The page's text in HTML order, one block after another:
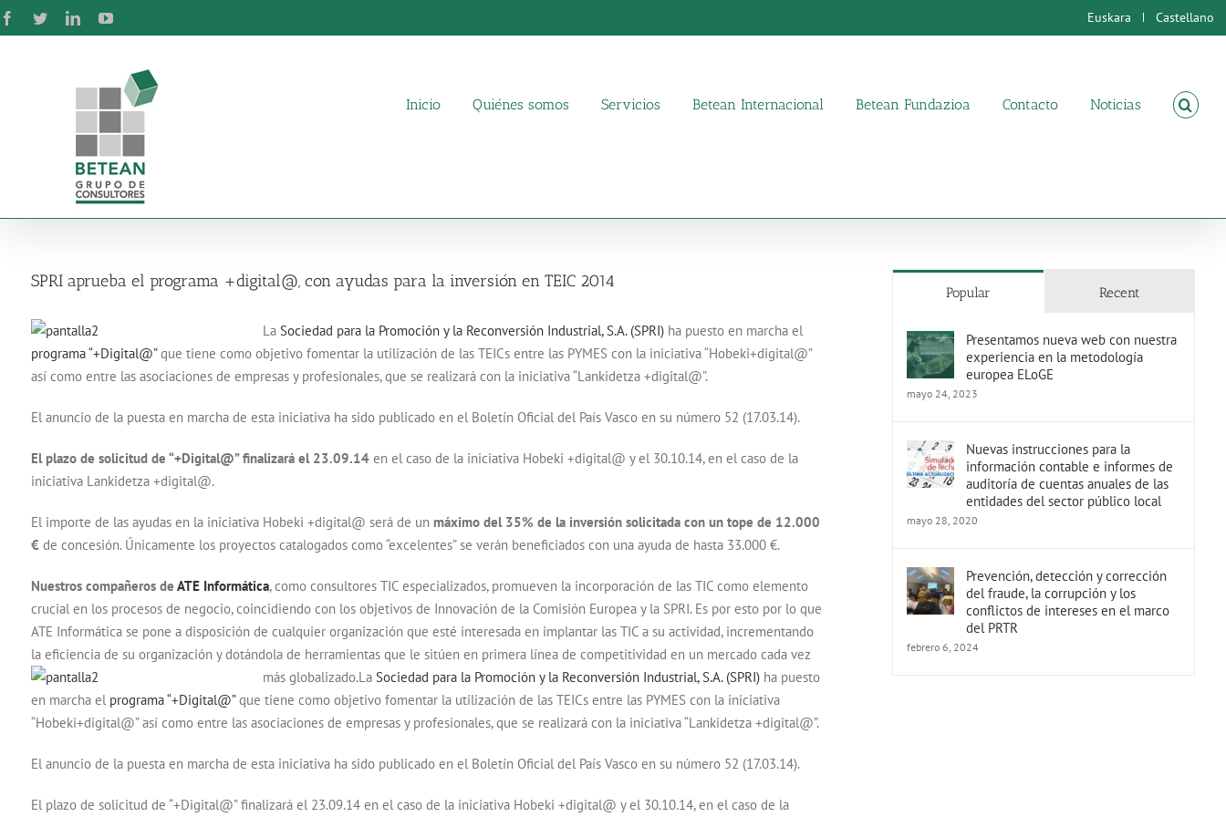
Skip
to
Facebook
TwitterLinkedInYouTube Euskara Castellano
Inicio Quiénes somos Servicios Betean Internacional Betean Fundazioa Contacto Noticias
SPRI aprueba el programa +digital@, con ayudas para la inversión en TEIC 2014
La Sociedad para la Promoción y la Reconversión Industrial, S.A. (SPRI)ha puesto en marcha el
programa “+Digital@”que tiene como objetivo fomentar la utilización de las TEICs entre las PYMES con la iniciativa “Hobeki+digital@”
así como entre las asociaciones de empresas y profesionales, que se realizará con la iniciativa “Lankidetza +digital@”.
El anuncio de la puesta en marcha de esta iniciativa ha sido publicado en el Boletín Oficial del País Vasco en su número 52 (17.03.14).
El plazo de solicitud de “+Digital@” finalizará el 23.09.14en el caso de la iniciativa Hobeki +digital@ y el 30.10.14, en el caso de la
iniciativa Lankidetza +digital@.
El importe de las ayudas en la iniciativa Hobeki +digital@ será de un máximo del 35% de la inversión solicitada con un tope de 12.000
€ de concesión. Únicamente los proyectos catalogados como “excelentes” se verán beneficiados con una ayuda de hasta 33.000 €.
Nuestros compañeros de ATE Informática, como consultores TIC especializados, promueven la incorporación de las TIC como elemento
crucial en los procesos de negocio, coincidiendo con los objetivos de Innovación de la Comisión Europea y la SPRI. Es por esto por lo que
ATE Informática se pone a disposición de cualquier organización que esté interesada en implantar las TIC a su actividad, incrementando
la eficiencia de su organización y dotándola de herramientas que le sitúen en primera línea de competitividad en un mercado cada vez
más globalizado.La Sociedad para la Promoción y la Reconversión Industrial, S.A. (SPRI)ha puesto
en marcha el programa “+Digital@”que tiene como objetivo fomentar la utilización de las TEICs entre las PYMES con la iniciativa
“Hobeki+digital@” así como entre las asociaciones de empresas y profesionales, que se realizará con la iniciativa “Lankidetza +digital@”.
El anuncio de la puesta en marcha de esta iniciativa ha sido publicado en el Boletín Oficial del País Vasco en su número 52 (17.03.14).
El plazo de solicitud de “+Digital@” finalizará el 23.09.14 en el caso de la iniciativa Hobeki +digital@ y el 30.10.14, en el caso de la
Popular Recent
Presentamos nueva web con nuestra
experiencia en la metodología
europea ELoGE
mayo 24, 2023
Nuevas instrucciones para la
información contable e informes de
auditoría de cuentas anuales de las
entidades del sector público local
mayo 28, 2020
Prevención, detección y corrección
del fraude, la corrupción y los
conflictos de intereses en el marco
del PRTR
febrero 6, 2024